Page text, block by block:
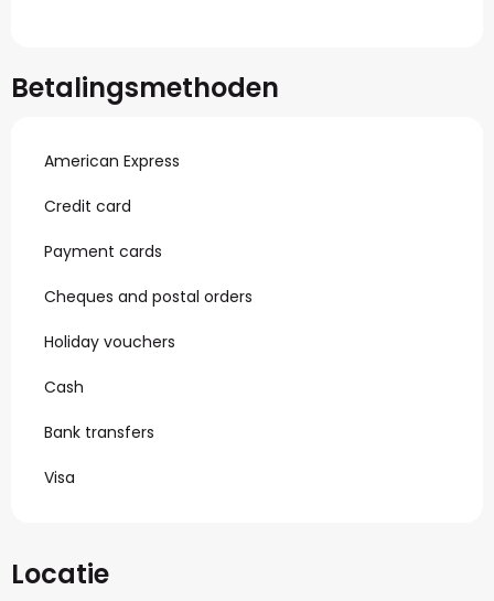
Betalingsmethoden
American Express
Credit card
Payment cards
Cheques and postal orders
Holiday vouchers
Cash
Bank transfers
Visa
Locatie